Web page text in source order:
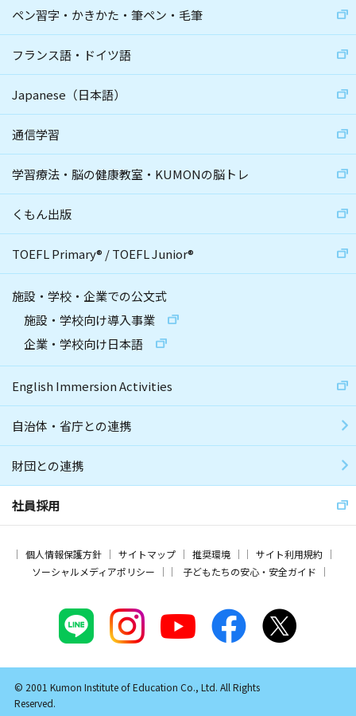
ペン習字・かきかた・筆ペン・毛筆
フランス語・ドイツ語
Japanese（日本語）
通信学習
学習療法・脳の健康教室・KUMONの脳トレ
くもん出版
TOEFL Primary® /TOEFL Junior®
施設・学校・企業での公文式
施設・学校向け導入事業
企業・学校向け日本語
English Immersion Activities
自治体・省庁との連携
財団との連携
社員採用
個人情報保護方針 サイトマップ 推奨環境
サイト利用規約
ソーシャルメディアポリシー
子どもたちの安心・安全ガイド
© 2001 Kumon Institute of Education Co., Ltd. All Rights
Reserved.